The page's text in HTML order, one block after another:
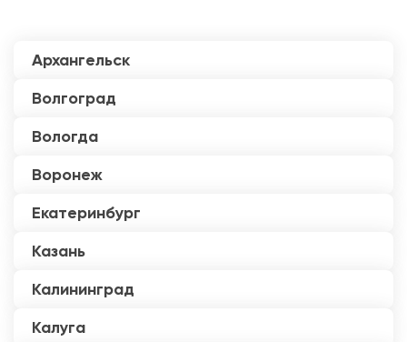
Архангельск
Волгоград
Вологда
Воронеж
Екатеринбург
Казань
Калининград
Калуга